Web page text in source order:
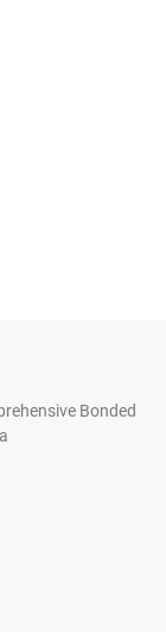
Bonded